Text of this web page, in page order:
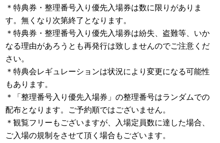
＊特典券・整理番号入り優先入場券は数に限りがありま
す。無くなり次第終了となります。
＊特典券・整理番号入り優先入場券は紛失、盗難等、いか
なる理由があろうとも再発行は致しませんのでご注意くだ
さい。
＊特典会レギュレーションは状況により変更になる可能性
もあります。
＊「整理番号入り優先入場券」の整理番号はランダムでの
配布となります。ご予約順ではございません。
＊観覧フリーもございますが、入場定員数に達した場合、
ご入場の規制をさせて頂く場合もございます。